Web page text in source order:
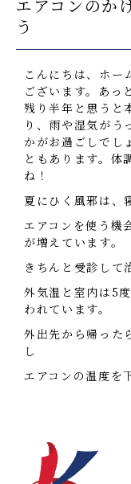
エアコンのか
う
こんにちは、ホー
ございます。 あっ
残り半年と思うと
り、雨や湿気がう
かがお過ごしでし
ともあります。 体
ね！
夏にひく風邪は、
エアコンを使う機
が増えています。
きちんと受診して
外気温と室内は5
われています。
外出先から帰った
し
エアコンの温度を